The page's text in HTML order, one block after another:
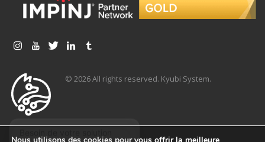
© 2026 All rights reserved. Kyubi System.